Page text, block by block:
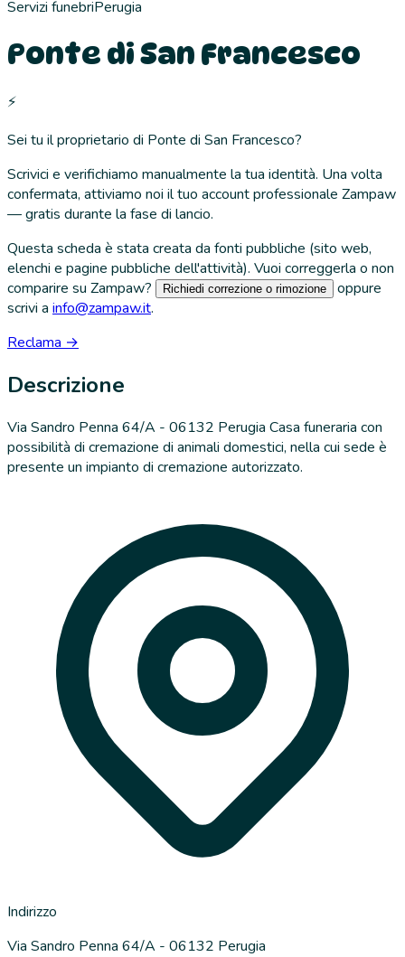
Servizi funebriPerugia
Ponte di San Francesco
⚡
Sei tu il proprietario di Ponte di San Francesco?
Scrivici e verifichiamo manualmente la tua identità. Una volta
confermata, attiviamo noi il tuo account professionale Zampaw
— gratis durante la fase di lancio.
Questa scheda è stata creata da fonti pubbliche (sito web,
elenchi e pagine pubbliche dell'attività). Vuoi correggerla o non
comparire su Zampaw?
Richiedi correzione o rimozione
oppure
scrivi a info@zampaw.it.
Reclama →
Descrizione
Via Sandro Penna 64/A - 06132 Perugia Casa funeraria con
possibilità di cremazione di animali domestici, nella cui sede è
presente un impianto di cremazione autorizzato.
Indirizzo
Via Sandro Penna 64/A - 06132 Perugia